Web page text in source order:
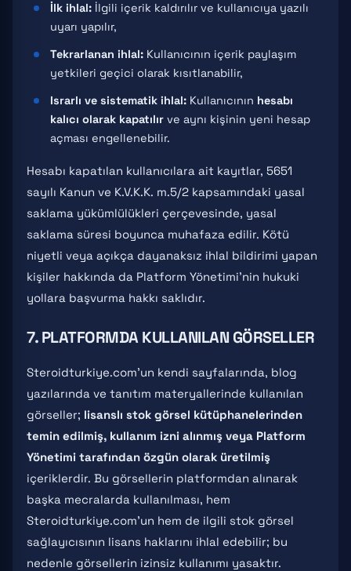
İlk ihlal: İlgili içerik kaldırılır ve kullanıcıya yazılı
uyarı yapılır,
Tekrarlanan ihlal: Kullanıcının içerik paylaşım
yetkileri geçici olarak kısıtlanabilir,
Israrlı ve sistematik ihlal: Kullanıcının hesabı
kalıcı olarak kapatılır ve aynı kişinin yeni hesap
açması engellenebilir.
Hesabı kapatılan kullanıcılara ait kayıtlar, 5651
sayılı Kanun ve K.V.K.K. m.5/2 kapsamındaki yasal
saklama yükümlülükleri çerçevesinde, yasal
saklama süresi boyunca muhafaza edilir. Kötü
niyetli veya açıkça dayanaksız ihlal bildirimi yapan
kişiler hakkında da Platform Yönetimi'nin hukuki
yollara başvurma hakkı saklıdır.
7. PLATFORMDA KULLANILAN GÖRSELLER
Steroidturkiye.com'un kendi sayfalarında, blog
yazılarında ve tanıtım materyallerinde kullanılan
görseller; lisanslı stok görsel kütüphanelerinden
temin edilmiş, kullanım izni alınmış veya Platform
Yönetimi tarafından özgün olarak üretilmiş
içeriklerdir. Bu görsellerin platformdan alınarak
başka mecralarda kullanılması, hem
Steroidturkiye.com'un hem de ilgili stok görsel
sağlayıcısının lisans haklarını ihlal edebilir; bu
nedenle görsellerin izinsiz kullanımı yasaktır.